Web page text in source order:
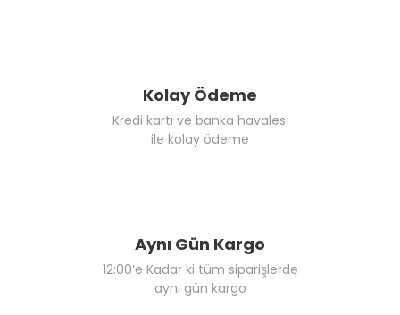
Kolay Ödeme
Kredi kartı ve banka havalesi
ile kolay ödeme
Aynı Gün Kargo
12:00’e Kadar ki tüm siparişlerde
aynı gün kargo